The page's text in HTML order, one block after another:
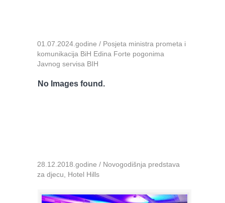
01.07.2024.godine / Posjeta ministra prometa i
komunikacija BiH Edina Forte pogonima
Javnog servisa BIH
No Images found.
28.12.2018.godine / Novogodišnja predstava
za djecu, Hotel Hills